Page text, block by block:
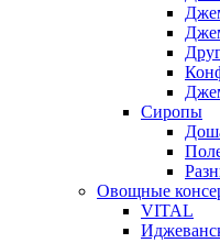
Сиропы
Овощные
VITAL